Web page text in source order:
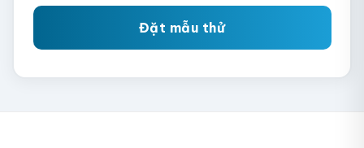
Đặt mẫu thử